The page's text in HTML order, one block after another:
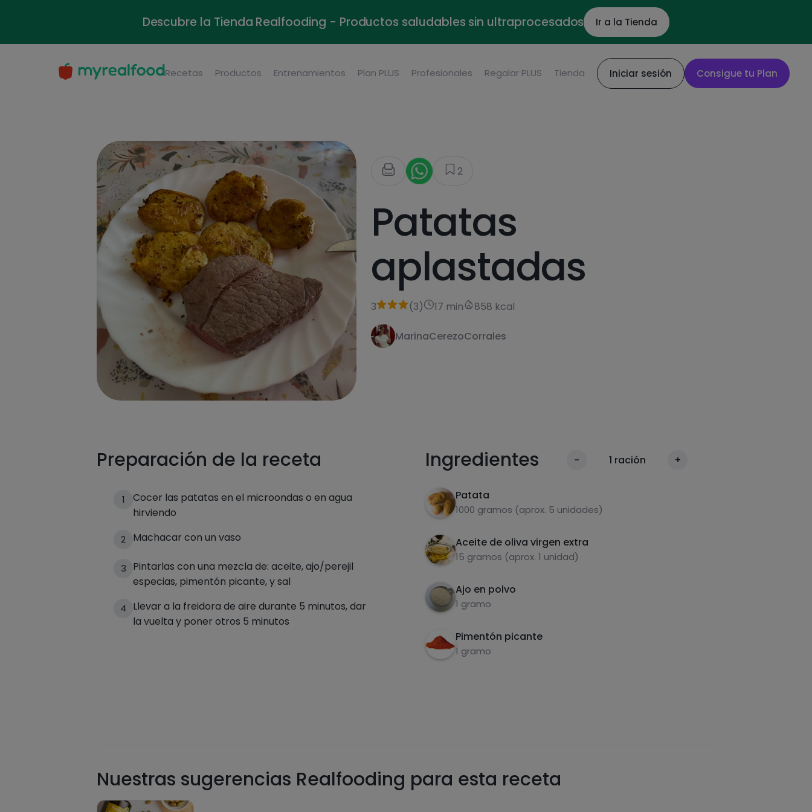
Descubre la Tienda Realfooding - Productos saludables sin ultraprocesados Ir a la Tienda
Recetas Productos Entrenamientos Plan PLUS Profesionales Regalar PLUS Tienda Iniciar sesión Consigue tu Plan
2
Patatas
aplastadas
3 (3) 17 min 858 kcal
MarinaCerezoCorrales
Preparación de la receta
1
Cocer las patatas en el microondas o en agua
hirviendo
2 Machacar con un vaso
3
Pintarlas con una mezcla de: aceite, ajo/perejil
especias, pimentón picante, y sal
4
Llevar a la freidora de aire durante 5 minutos, dar
la vuelta y poner otros 5 minutos
Ingredientes - 1 ración +
Patata
1000 gramos (aprox. 5 unidades)
Aceite de oliva virgen extra
15 gramos (aprox. 1 unidad)
Ajo en polvo
1 gramo
Pimentón picante
1 gramo
Nuestras sugerencias Realfooding para esta receta